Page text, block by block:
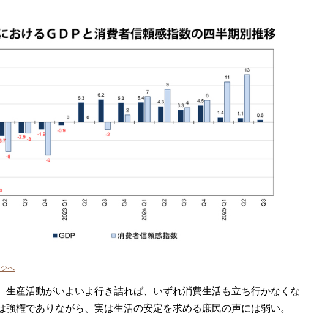
へ
産活動がいよいよ行き詰れば、いずれ消費生活も立ち行かなくな
強権でありながら、実は生活の安定を求める庶民の声には弱い。